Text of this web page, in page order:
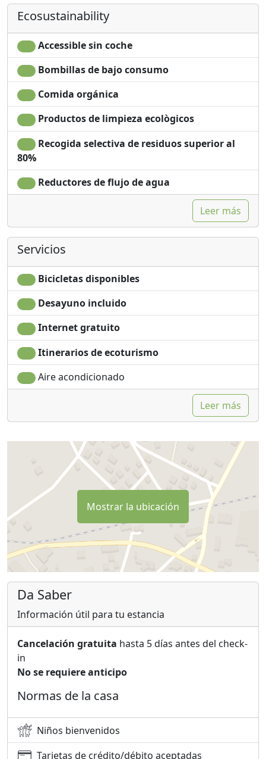
Ecosustainability
Accessible sin coche
Bombillas de bajo consumo
Comida orgánica
Productos de limpieza ecològicos
Recogida selectiva de residuos superior al
80%
Reductores de flujo de agua
Leer más
Servicios
Bicicletas disponibles
Desayuno incluido
Internet gratuito
Itinerarios de ecoturismo
Aire acondicionado
Leer más
Mostrar la ubicación
Da Saber
Información útil para tu estancia
Cancelación gratuita hasta 5 días antes del check-
in
No se requiere anticipo
Normas de la casa
Niños bienvenidos
Tarjetas de crédito/débito aceptadas